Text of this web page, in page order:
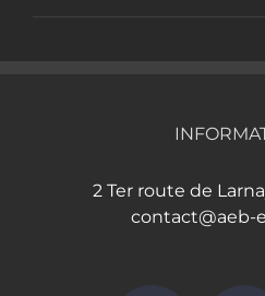
2 Ter route de
contact@aeb-